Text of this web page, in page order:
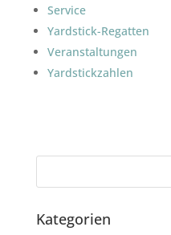
Service
Yardstick-Regatten
Veranstaltungen
Yardstickzahlen
Kategorien